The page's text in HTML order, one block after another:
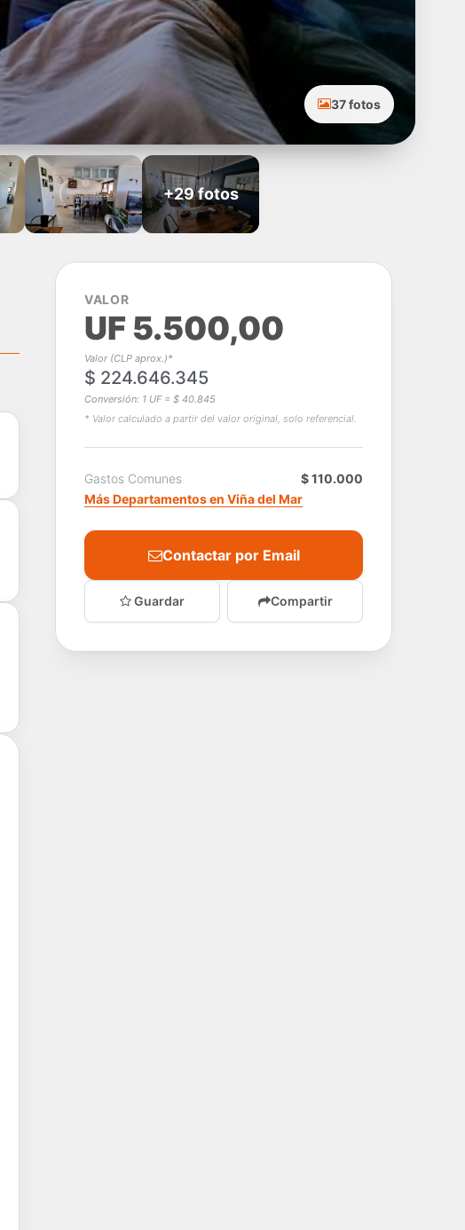
37 fotos
+29 fotos
VALOR
UF 5.500,00
Valor (CLP aprox.)*
$ 224.646.345
Conversión: 1 UF = $ 40.845
* Valor calculado a partir del valor original, solo referencial.
Gastos Comunes
$ 110.000
Más Departamentos en Viña del Mar
Contactar por Email
Guardar Compartir